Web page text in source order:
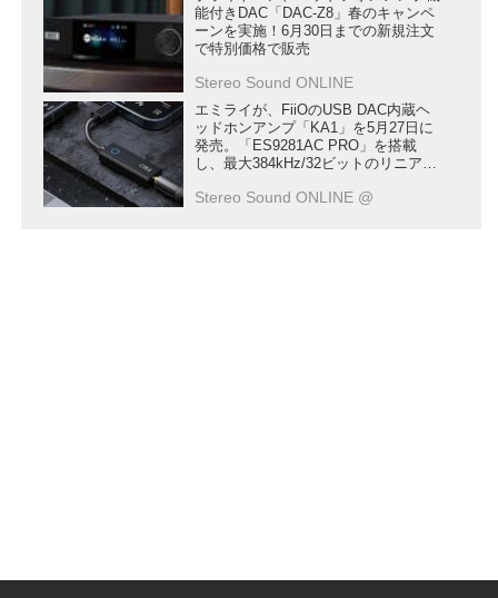
能付きDAC「DAC-Z8」春のキャンペ
ーンを実施！6月30日までの新規注文
で特別価格で販売
Stereo Sound ONLINE
エミライが、FiiOのUSB DAC内蔵ヘ
ッドホンアンプ「KA1」を5月27日に
発売。「ES9281AC PRO」を搭載
し、最大384kHz/32ビットのリニア
Stereo Sound ONLINE @